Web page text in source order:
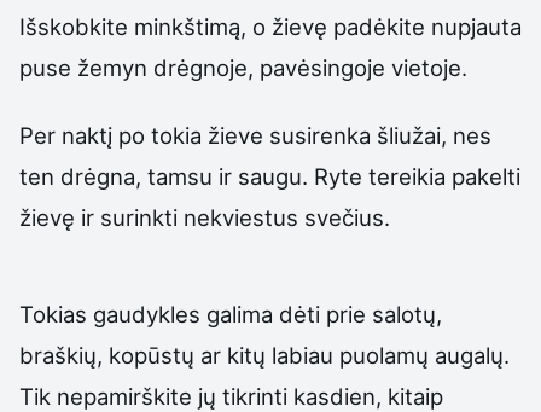
Išskobkite minkštimą, o žievę padėkite nupjauta
puse žemyn drėgnoje, pavėsingoje vietoje.
Per naktį po tokia žieve susirenka šliužai, nes
ten drėgna, tamsu ir saugu. Ryte tereikia pakelti
žievę ir surinkti nekviestus svečius.
Tokias gaudykles galima dėti prie salotų,
braškių, kopūstų ar kitų labiau puolamų augalų.
Tik nepamirškite jų tikrinti kasdien, kitaip